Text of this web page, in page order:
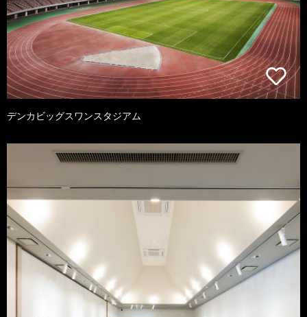
デンカビッグスワンスタジアム